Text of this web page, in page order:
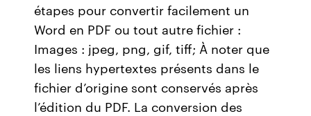
étapes pour convertir facilement un
Word en PDF ou tout autre fichier :
Images : jpeg, png, gif, tiff; À noter que
les liens hypertextes présents dans le
fichier d’origine sont conservés après
l’édition du PDF. La conversion des